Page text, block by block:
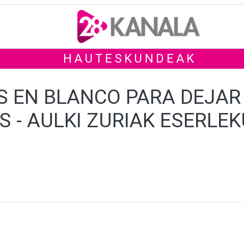
HAUTESKUNDEAK
EN BLANCO PARA DEJAR
- AULKI ZURIAK